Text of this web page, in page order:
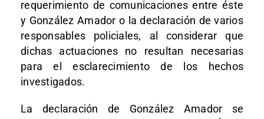
requerimiento de comunicaciones entre éste
y González Amador o la declaración de varios
responsables policiales, al considerar que
dichas actuaciones no resultan necesarias
para el esclarecimiento de los hechos
investigados.
La declaración de González Amador se